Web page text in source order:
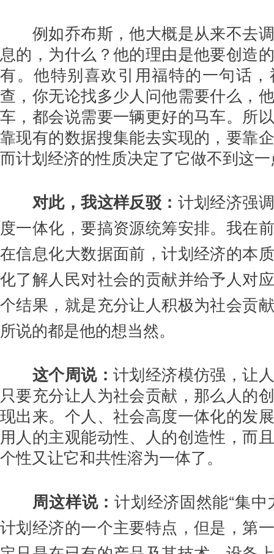
例如乔布斯，他大概是从来不去
息的，为什么？他的理由是他要创造
有。他特别喜欢引用福特的一句话
查，你无论找多少人问他需要什么，
车，都会说需要一辆更好的马车。所
靠现有的数据搜集能去实现的，要靠
而计划经济的性质决定了它做不到这
对此，我这样反驳： 计划经济强
度一体化，要搞资源统筹安排。我在
在信息化大数据面前，计划经济的本
化了解人民对社会的贡献并给予人对
个结果，就是充分让人积极为社会贡
所说的都是他的想当然。
这个周说： 计划经济模仿强，让
只要充分让人为社会贡献，那么人的
现出来。个人、社会高度一体化的发
用人的主观能动性、人的创造性，而
个性又让它和共性溶为一体了。
周这样说：计划经济固然能“集
计划经济的一个主要特点，但是，第